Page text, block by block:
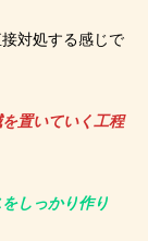
対処する感じで
置いていく工程
しっかり作り